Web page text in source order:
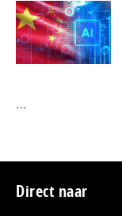
...
Footer
Direct naar